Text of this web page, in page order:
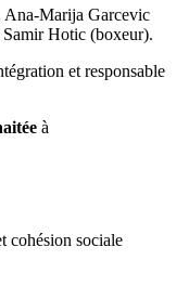
Ana-Marija Garcevic
Hotic (boxeur).
et responsable
à
cohésion sociale